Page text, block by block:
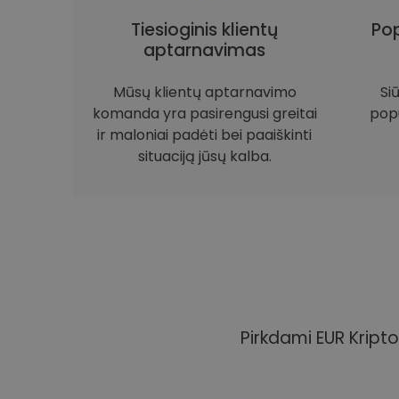
Tiesioginis klientų
aptarnavimas
Mūsų klientų aptarnavimo
komanda yra pasirengusi greitai
ir maloniai padėti bei paaiškinti
situaciją jūsų kalba.
Pirkdami EUR